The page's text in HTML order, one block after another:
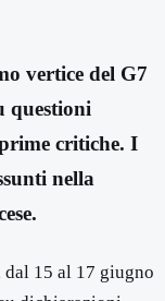
vertice del G7
questioni
critiche. I
nella
15 al 17 giugno